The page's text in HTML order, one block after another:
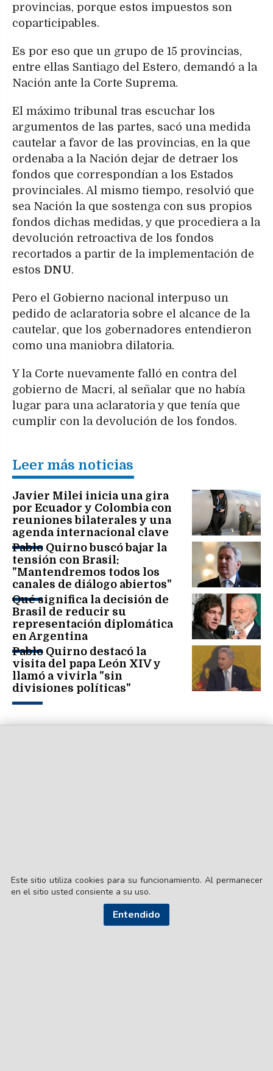
provincias, porque estos impuestos son
coparticipables.
Es por eso que un grupo de 15 provincias,
entre ellas Santiago del Estero, demandó a la
Nación ante la Corte Suprema.
El máximo tribunal tras escuchar los
argumentos de las partes, sacó una medida
cautelar a favor de las provincias, en la que
ordenaba a la Nación dejar de detraer los
fondos que correspondían a los Estados
provinciales. Al mismo tiempo, resolvió que
sea Nación la que sostenga con sus propios
fondos dichas medidas, y que procediera a la
devolución retroactiva de los fondos
recortados a partir de la implementación de
estos DNU.
Pero el Gobierno nacional interpuso un
pedido de aclaratoria sobre el alcance de la
cautelar, que los gobernadores entendieron
como una maniobra dilatoria.
Y la Corte nuevamente falló en contra del
gobierno de Macri, al señalar que no había
lugar para una aclaratoria y que tenía que
cumplir con la devolución de los fondos.
Leer más noticias
Javier Milei inicia una gira
por Ecuador y Colombia con
reuniones bilaterales y una
agenda internacional clave
Pablo Quirno buscó bajar la
tensión con Brasil:
"Mantendremos todos los
canales de diálogo abiertos"
Qué significa la decisión de
Brasil de reducir su
representación diplomática
en Argentina
Pablo Quirno destacó la
visita del papa León XIV y
llamó a vivirla "sin
divisiones políticas"
Este sitio utiliza cookies para su funcionamiento. Al permanecer
en el sitio usted consiente a su uso.
Entendido